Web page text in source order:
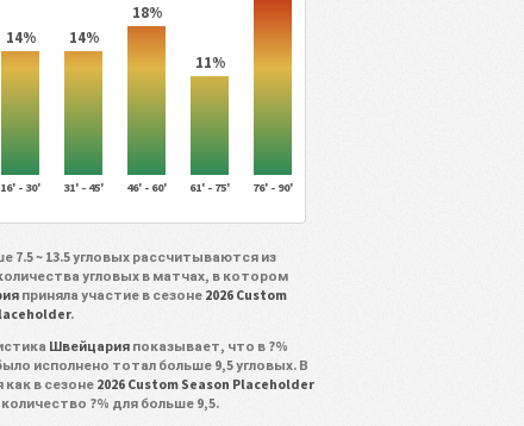
14% 14%
18%
11%
16' - 30' 31' - 45' 46' - 60' 61' - 75' 76' - 90'
7.5 ~ 13.5 угловых рассчитываются из
угловых в матчах, в котором
приняла участие в сезоне 2026 Custom
.
Швейцария показывает, что в ?%
исполнено тотал больше 9,5 угловых. В
как в сезоне 2026 Custom Season Placeholder
?% для больше 9,5.